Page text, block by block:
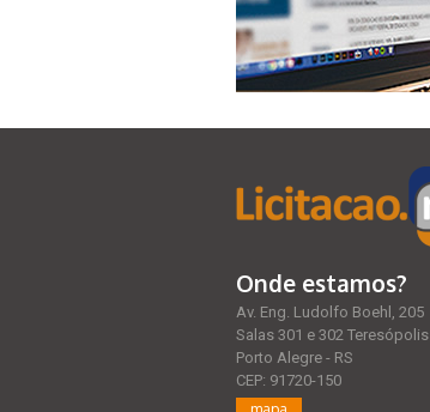
Onde estamos?
Av. Eng. Ludolfo Boehl, 205
Salas 301 e 302 Teresópolis
Porto Alegre - RS
CEP: 91720-150